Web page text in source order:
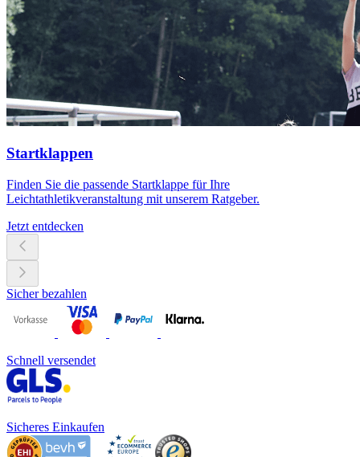
Startklappen
Finden Sie die passende Startklappe für Ihre
Leichtathletikveranstaltung mit unserem Ratgeber.
Jetzt entdecken
Sicher bezahlen
Schnell versendet
Sicheres Einkaufen